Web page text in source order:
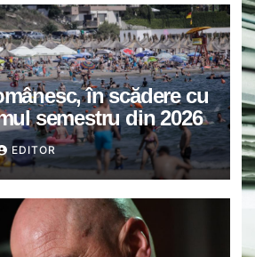
în scădere cu
semestru din 2026
EDITOR